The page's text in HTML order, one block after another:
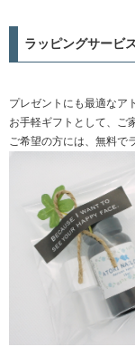
ラッピングサービ
プレゼントにも最適なア
お手軽ギフトとして、ご
ご希望の方には、無料で